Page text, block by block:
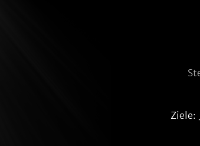
Ziele: